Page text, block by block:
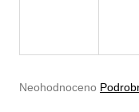
Průměrné
Neohodnoceno
e
n